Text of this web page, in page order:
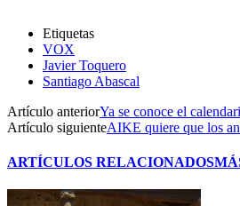
Etiquetas
VOX
Javier Toquero
Santiago Abascal
Artículo anteriorYa se conoce el
Artículo siguienteAIKE quiere que los
ARTÍCULOS RELACIONADOS